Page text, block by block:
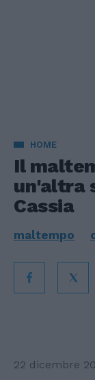
HOME
Il
un'altra
Cassia
maltempo
22 dicembre